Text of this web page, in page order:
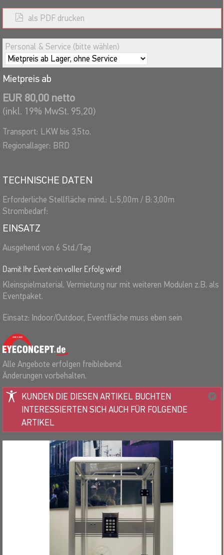
als PDF drucken
Personal & Service (bitte wählen)
Mietpreis ab
EUR 80,00 netto
(inkl. 19% MwSt. 95,20)
Transport: LKW bis 3,5to.
Regionallager: BRD
TECHNISCHE DATEN
Erforderliche Stellfläche mind.: L:5,00m / B:3,00m
Strombedarf:
EINSATZ
Ausgehend von 6 Std./Tag
Damit Ihr Event ein voller Erfolg wird!
Kleinspielmaterial. Vermietung nur mit weiteren Modulen z.B. als
Eventpaket.
Einsatz: Indoor/Outdoor, Eventfläche muss eben sein
Alle Angebote erfolgen freibleibend.
Änderungen vorbehalten.
KUNDEN DIE DIESEN ARTIKEL BUCHTEN
INTERESSIERTEN SICH AUCH FÜR FOLGENDE
ARTIKEL